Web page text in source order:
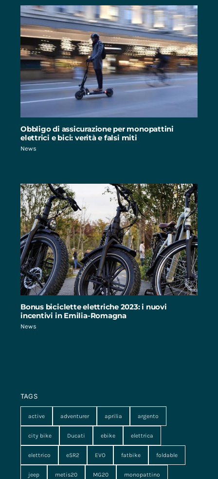
Obbligo di assicurazione per monopattini
elettrici e bici: verità e falsi miti
News
Bonus biciclette elettriche 2023: i nuovi
incentivi in Emilia-Romagna
News
TAGS
active adventurer aprilia argento
city bike Ducati ebike elettrica
elettrico eSR2 EVO fatbike foldable
jeep metis20 MG20 monopattino